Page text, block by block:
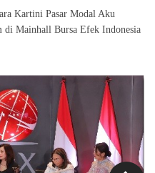
Kartini Pasar Modal Aku
di Mainhall Bursa Efek Indonesia